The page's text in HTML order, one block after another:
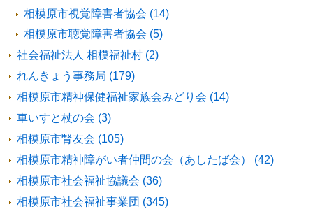
相模原市視覚障害者協会 (14)
相模原市聴覚障害者協会 (5)
社会福祉法人 相模福祉村 (2)
れんきょう事務局 (179)
相模原市精神保健福祉家族会みどり会 (14)
車いすと杖の会 (3)
相模原市腎友会 (105)
相模原市精神障がい者仲間の会（あしたば会） (42)
相模原市社会福祉協議会 (36)
相模原市社会福祉事業団 (345)